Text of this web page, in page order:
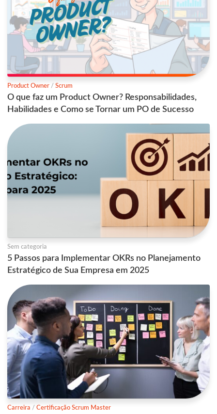
Product Owner / Scrum
O que faz um Product Owner? Responsabilidades,
Habilidades e Como se Tornar um PO de Sucesso
Sem categoria
5 Passos para Implementar OKRs no Planejamento
Estratégico de Sua Empresa em 2025
Carreira / Certificação Scrum Master